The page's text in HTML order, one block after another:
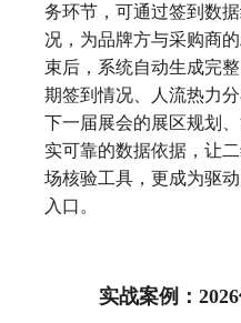
务环节，可通过签到数
况，为品牌方与采购商
束后，系统自动生成完
期签到情况、人流热力
下一届展会的展区规划
实可靠的数据依据，让
场核验工具，更成为驱
入口。
实战案例：